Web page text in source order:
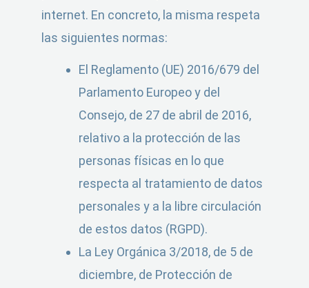
internet. En concreto, la misma respeta
las siguientes normas:
El Reglamento (UE) 2016/679 del
Parlamento Europeo y del
Consejo, de 27 de abril de 2016,
relativo a la protección de las
personas físicas en lo que
respecta al tratamiento de datos
personales y a la libre circulación
de estos datos (RGPD).
La Ley Orgánica 3/2018, de 5 de
diciembre, de Protección de